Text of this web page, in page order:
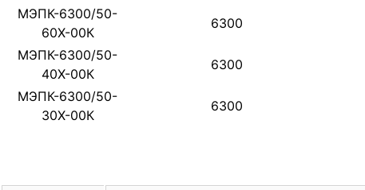
МЭПК-6300/50-
60Х-00К
6300
МЭПК-6300/50-
40Х-00К
6300
МЭПК-6300/50-
30Х-00К
6300